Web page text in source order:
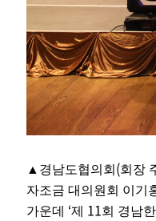
▲ 경남도협의회 (회장
자조금 대의원회 이기
가운데 ‘제 11회 경남